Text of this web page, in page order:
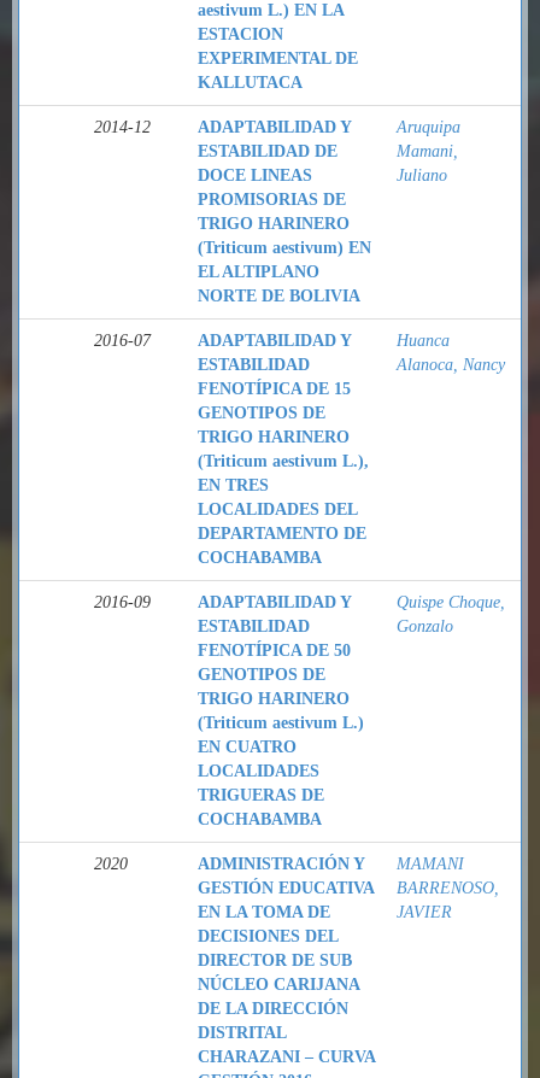
aestivum L.) EN LA
ESTACION
EXPERIMENTAL DE
KALLUTACA
2014-12
ADAPTABILIDAD Y
ESTABILIDAD DE
DOCE LINEAS
PROMISORIAS DE
TRIGO HARINERO
(Triticum aestivum) EN
EL ALTIPLANO
NORTE DE BOLIVIA
Aruquipa
Mamani,
Juliano
2016-07
ADAPTABILIDAD Y
ESTABILIDAD
FENOTÍPICA DE 15
GENOTIPOS DE
TRIGO HARINERO
(Triticum aestivum L.),
EN TRES
LOCALIDADES DEL
DEPARTAMENTO DE
COCHABAMBA
Huanca
Alanoca, Nancy
2016-09
ADAPTABILIDAD Y
ESTABILIDAD
FENOTÍPICA DE 50
GENOTIPOS DE
TRIGO HARINERO
(Triticum aestivum L.)
EN CUATRO
LOCALIDADES
TRIGUERAS DE
COCHABAMBA
Quispe Choque,
Gonzalo
2020
ADMINISTRACIÓN Y
GESTIÓN EDUCATIVA
EN LA TOMA DE
DECISIONES DEL
DIRECTOR DE SUB
NÚCLEO CARIJANA
DE LA DIRECCIÓN
DISTRITAL
CHARAZANI – CURVA
MAMANI
BARRENOSO,
JAVIER